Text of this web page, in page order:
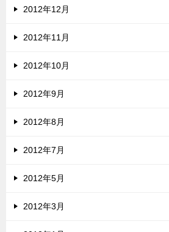
2012年12月
2012年11月
2012年10月
2012年9月
2012年8月
2012年7月
2012年5月
2012年3月